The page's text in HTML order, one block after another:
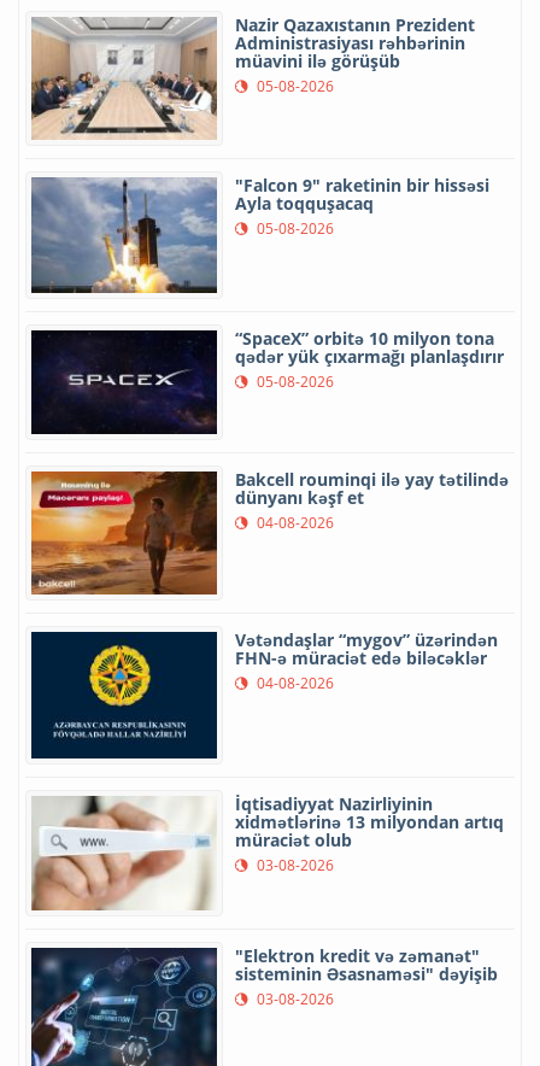
Nazir Qazaxıstanın Prezident
Administrasiyası rəhbərinin
müavini ilə görüşüb
05-08-2026
"Falcon 9" raketinin bir hissəsi
Ayla toqquşacaq
05-08-2026
“SpaceX” orbitə 10 milyon tona
qədər yük çıxarmağı planlaşdırır
05-08-2026
Bakcell rouminqi ilə yay tətilində
dünyanı kəşf et
04-08-2026
Vətəndaşlar “mygov” üzərindən
FHN-ə müraciət edə biləcəklər
04-08-2026
İqtisadiyyat Nazirliyinin
xidmətlərinə 13 milyondan artıq
müraciət olub
03-08-2026
"Elektron kredit və zəmanət"
sisteminin Əsasnaməsi" dəyişib
03-08-2026